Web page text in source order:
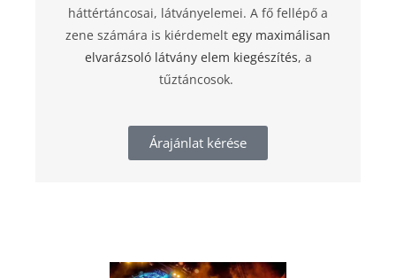
háttértáncosai, látványelemei. A fő fellépő a
zene számára is kiérdemelt egy maximálisan
elvarázsoló látvány elem kiegészítés, a
tűztáncosok.
Árajánlat kérése